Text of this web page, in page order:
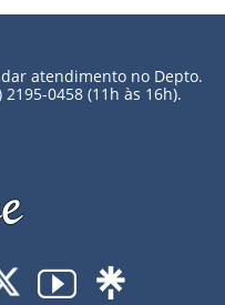
atendimento no Depto.
0458 (11h às 16h).